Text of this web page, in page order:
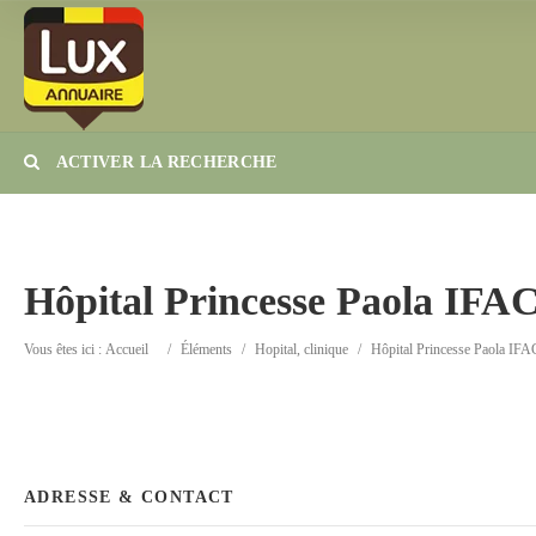
ACTIVER LA RECHERCHE
Catégorie Lieu
Hôpital Princesse Paola IFAC
Vous êtes ici : Accueil / Éléments / Hopital, clinique / Hôpital Princesse Paola
ADRESSE & CONTACT